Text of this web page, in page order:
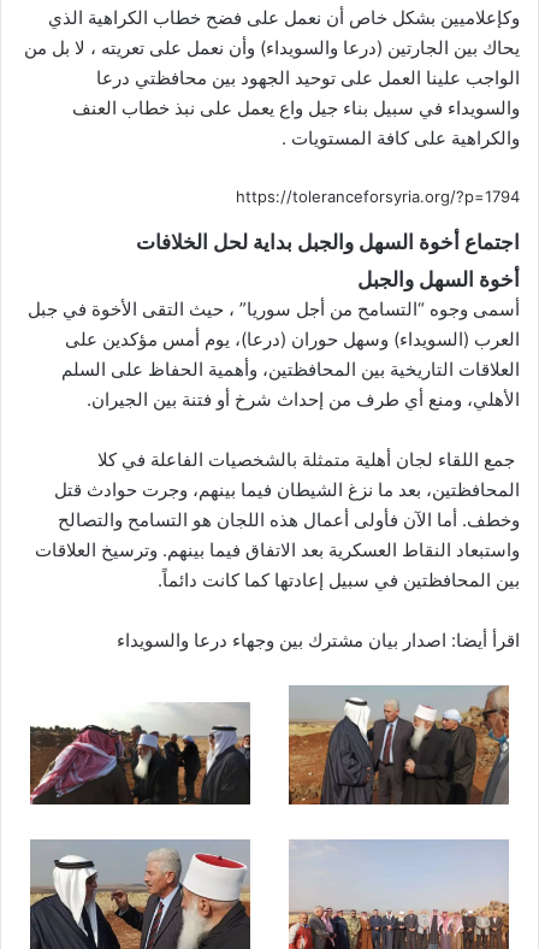
وكإعلاميين بشكل خاص أن نعمل على فضح خطاب الكراهية الذي
يحاك بين الجارتين (درعا والسويداء) وأن نعمل على تعريته ، لا بل من
الواجب علينا العمل على توحيد الجهود بين محافظتي درعا
والسويداء في سبيل بناء جيل واع يعمل على نبذ خطاب العنف
والكراهية على كافة المستويات .
https://toleranceforsyria.org/?p=1794
اجتماع أخوة السهل والجبل بداية لحل الخلافات
أخوة السهل والجبل
أسمى وجوه “التسامح من أجل سوريا” ، حيث التقى الأخوة في جبل
العرب (السويداء) وسهل حوران (درعا)، يوم أمس مؤكدين على
العلاقات التاريخية بين المحافظتين، وأهمية الحفاظ على السلم
الأهلي، ومنع أي طرف من إحداث شرخ أو فتنة بين الجيران.
جمع اللقاء لجان أهلية متمثلة بالشخصيات الفاعلة في كلا
المحافظتين، بعد ما نزغ الشيطان فيما بينهم، وجرت حوادث قتل
وخطف. أما الآن فأولى أعمال هذه اللجان هو التسامح والتصالح
واستبعاد النقاط العسكرية بعد الاتفاق فيما بينهم. وترسيخ العلاقات
بين المحافظتين في سبيل إعادتها كما كانت دائماً.
اقرأ أيضا: اصدار بيان مشترك بين وجهاء درعا والسويداء